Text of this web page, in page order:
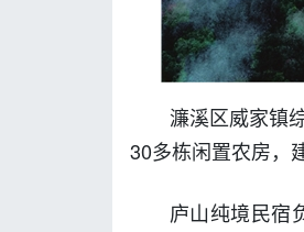
濂溪区威家镇
30多栋闲置农房，
庐山纯境民宿